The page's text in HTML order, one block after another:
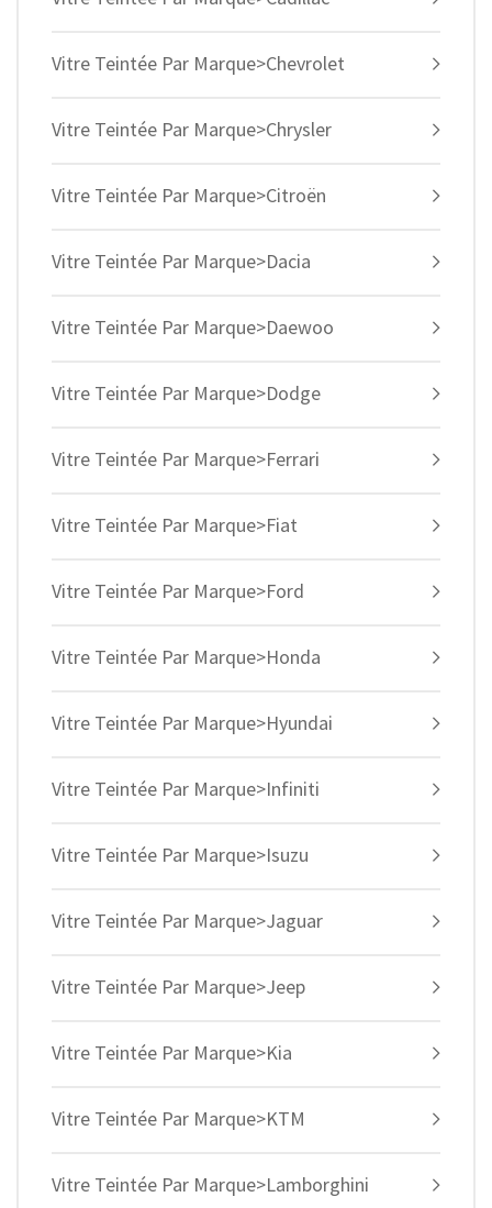
Vitre Teintée Par Marque>Chevrolet
Vitre Teintée Par Marque>Chrysler
Vitre Teintée Par Marque>Citroën
Vitre Teintée Par Marque>Dacia
Vitre Teintée Par Marque>Daewoo
Vitre Teintée Par Marque>Dodge
Vitre Teintée Par Marque>Ferrari
Vitre Teintée Par Marque>Fiat
Vitre Teintée Par Marque>Ford
Vitre Teintée Par Marque>Honda
Vitre Teintée Par Marque>Hyundai
Vitre Teintée Par Marque>Infiniti
Vitre Teintée Par Marque>Isuzu
Vitre Teintée Par Marque>Jaguar
Vitre Teintée Par Marque>Jeep
Vitre Teintée Par Marque>Kia
Vitre Teintée Par Marque>KTM
Vitre Teintée Par Marque>Lamborghini